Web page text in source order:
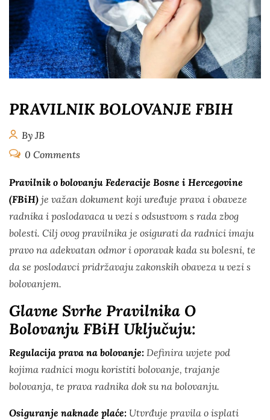
PRAVILNIK BOLOVANJE FBIH
By JB
0 Comments
Pravilnik o bolovanju Federacije Bosne i Hercegovine
(FBiH) je važan dokument koji uređuje prava i obaveze
radnika i poslodavaca u vezi s odsustvom s rada zbog
bolesti. Cilj ovog pravilnika je osigurati da radnici imaju
pravo na adekvatan odmor i oporavak kada su bolesni, te
da se poslodavci pridržavaju zakonskih obaveza u vezi s
bolovanjem.
Glavne Svrhe Pravilnika O
Bolovanju FBiH Uključuju:
Regulacija prava na bolovanje: Definira uvjete pod
kojima radnici mogu koristiti bolovanje, trajanje
bolovanja, te prava radnika dok su na bolovanju.
Osiguranje naknade plaće: Utvrđuje pravila o isplati